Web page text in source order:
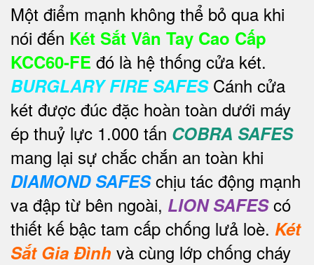
Một điểm mạnh không thể bỏ qua khi
nói đến Két Sắt Vân Tay Cao Cấp
KCC60-FE đó là hệ thống cửa két.
BURGLARY FIRE SAFESCánh cửa
két được đúc đặc hoàn toàn dưới máy
ép thuỷ lực 1.000 tấn COBRA SAFES
mang lại sự chắc chắn an toàn khi
DIAMOND SAFESchịu tác động mạnh
va đập từ bên ngoài, LION SAFEScó
thiết kế bậc tam cấp chống lưả loè. Két
Sắt Gia Đình và cùng lớp chống cháy